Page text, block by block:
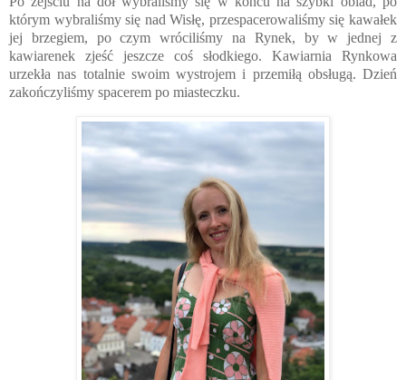
którym wybraliśmy się nad Wisłę, przespacerowaliśmy się kawałek
jej brzegiem, po czym wróciliśmy na Rynek, by w jednej z
kawiarenek zjeść jeszcze coś słodkiego. Kawiarnia Rynkowa
urzekła nas totalnie swoim wystrojem i przemiłą obsługą. Dzień
zakończyliśmy spacerem po miasteczku.